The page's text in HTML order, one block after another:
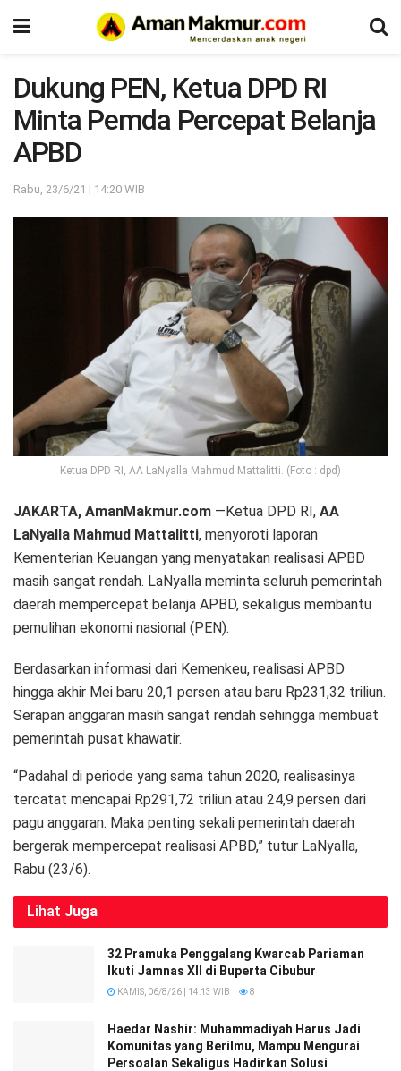
Dukung PEN, Ketua DPD RI
Minta Pemda Percepat Belanja
APBD
Rabu, 23/6/21 | 14:20 WIB
Ketua DPD RI, AA LaNyalla Mahmud Mattalitti. (Foto : dpd)
JAKARTA, AmanMakmur.com —Ketua DPD RI, AA
LaNyalla Mahmud Mattalitti, menyoroti laporan
Kementerian Keuangan yang menyatakan realisasi APBD
masih sangat rendah. LaNyalla meminta seluruh pemerintah
daerah mempercepat belanja APBD, sekaligus membantu
pemulihan ekonomi nasional (PEN).
Berdasarkan informasi dari Kemenkeu, realisasi APBD
hingga akhir Mei baru 20,1 persen atau baru Rp231,32 triliun.
Serapan anggaran masih sangat rendah sehingga membuat
pemerintah pusat khawatir.
“Padahal di periode yang sama tahun 2020, realisasinya
tercatat mencapai Rp291,72 triliun atau 24,9 persen dari
pagu anggaran. Maka penting sekali pemerintah daerah
bergerak mempercepat realisasi APBD,” tutur LaNyalla,
Rabu (23/6).
Lihat Juga
32 Pramuka Penggalang Kwarcab Pariaman
Ikuti Jamnas XII di Buperta Cibubur
KAMIS, 06/8/26 | 14:13 WIB 8
Haedar Nashir: Muhammadiyah Harus Jadi
Komunitas yang Berilmu, Mampu Mengurai
Persoalan Sekaligus Hadirkan Solusi